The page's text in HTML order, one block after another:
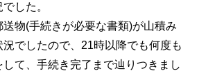
した。
物(手続きが必要な書類)が山積み
でしたので、21時以降でも何度も
て、手続き完了まで辿りつきまし